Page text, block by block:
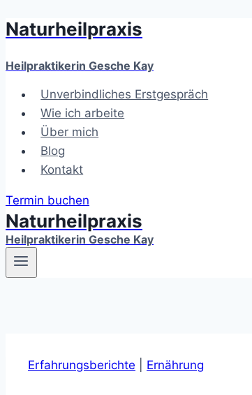
Zum
springen
Naturheilpraxis
Heilpraktikerin Gesche Kay
Unverbindliches Erstgespräch
Wie ich arbeite
Über mich
Blog
Kontakt
Termin buchen
Naturheilpraxis
Heilpraktikerin Gesche Kay
Erfahrungsberichte Ernährung